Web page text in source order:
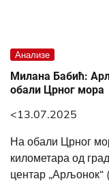
Анализе
Милана Бабић:
обали Црног мора
<13.07.2025
На обали Црног
километара од
центар „Арљонок“